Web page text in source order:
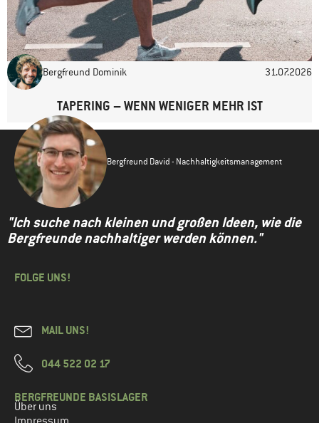
Bergfreund Dominik 31.07.2026
TAPERING – WENN WENIGER MEHR IST
Bergfreund David - Nachhaltigkeitsmanagement
"Ich suche nach kleinen und großen Ideen, wie die
Bergfreunde nachhaltiger werden können."
FOLGE UNS!
MAIL UNS!
044 522 02 17
BERGFREUNDE BASISLAGER
Über uns